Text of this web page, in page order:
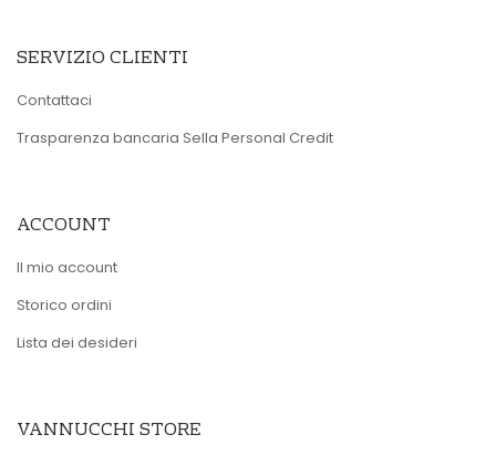
SERVIZIO CLIENTI
Contattaci
Trasparenza bancaria Sella Personal Credit
ACCOUNT
Il mio account
Storico ordini
Lista dei desideri
VANNUCCHI STORE